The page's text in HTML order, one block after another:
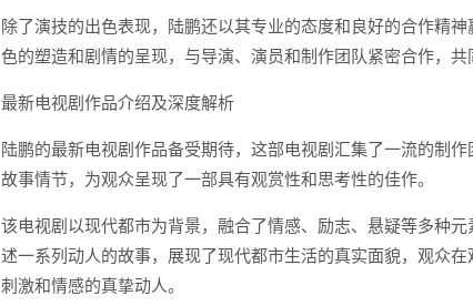
除了演技的出色表现，陆鹏还以其专业的态度和良好的合作精
色的塑造和剧情的呈现，与导演、演员和制作团队紧密合作，共
最新电视剧作品介绍及深度解析
陆鹏的最新电视剧作品备受期待，这部电视剧汇集了一流的制
故事情节，为观众呈现了一部具有观赏性和思考性的佳作。
该电视剧以现代都市为背景，融合了情感、励志、悬疑等多种
述一系列动人的故事，展现了现代都市生活的真实面貌，观众
刺激和情感的真挚动人。